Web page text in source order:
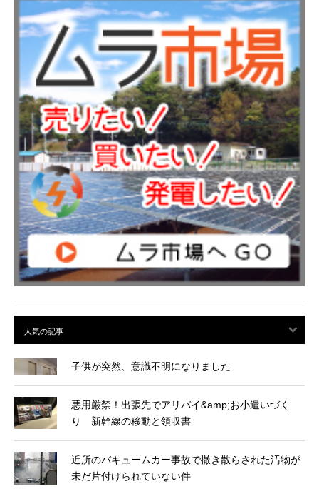
子供が突然、意識不明になりました
悪用厳禁！出張先でアリバイ&amp;お小遣いづく
り 新幹線の移動と領収書
近所のバキュームカー事故で撒き散らされた汚物が
未だ片付けられていない件